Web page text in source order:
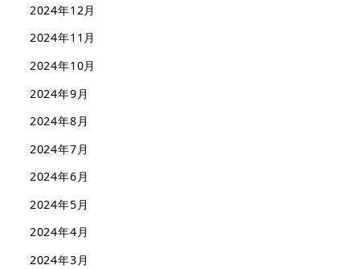
2024年12月
2024年11月
2024年10月
2024年9月
2024年8月
2024年7月
2024年6月
2024年5月
2024年4月
2024年3月